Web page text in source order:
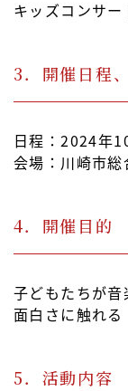
キッズコンサー
3．開催日程
日程：2024年
会場：川崎市総
4．開催目的
子どもたちが音
面白さに触れる
5．活動内容